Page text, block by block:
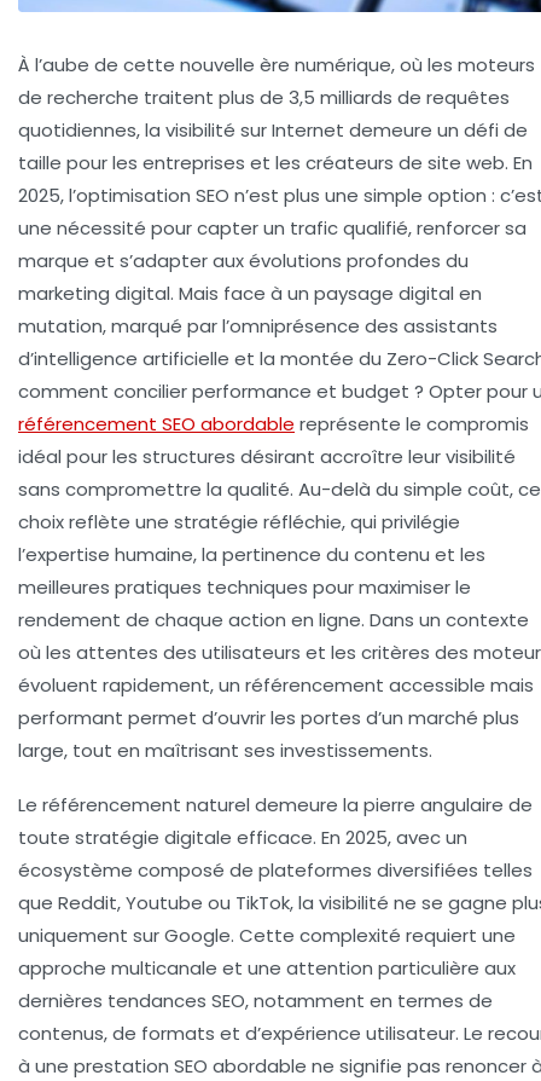
À l’aube de cette nouvelle ère numérique, où les moteurs
de recherche traitent plus de 3,5 milliards de requêtes
quotidiennes, la visibilité sur Internet demeure un défi de
taille pour les entreprises et les créateurs de site web. En
2025, l’optimisation SEO n’est plus une simple option :
une nécessité pour capter un trafic qualifié, renforcer sa
marque et s’adapter aux évolutions profondes du
marketing digital. Mais face à un paysage digital en
mutation, marqué par l’omniprésence des assistants
d’intelligence artificielle et la montée du Zero-Click
comment concilier performance et budget ? Opter pour
référencement SEO abordable représente le compromis
idéal pour les structures désirant accroître leur visibilité
sans compromettre la qualité. Au-delà du simple coût, ce
choix reflète une stratégie réfléchie, qui privilégie
l’expertise humaine, la pertinence du contenu et les
meilleures pratiques techniques pour maximiser le
rendement de chaque action en ligne. Dans un contexte
où les attentes des utilisateurs et les critères des
évoluent rapidement, un référencement accessible mais
performant permet d’ouvrir les portes d’un marché plus
large, tout en maîtrisant ses investissements.
Le référencement naturel demeure la pierre angulaire de
toute stratégie digitale efficace. En 2025, avec un
écosystème composé de plateformes diversifiées telles
que Reddit, Youtube ou TikTok, la visibilité ne se gagne
uniquement sur Google. Cette complexité requiert une
approche multicanale et une attention particulière aux
dernières tendances SEO, notamment en termes de
contenus, de formats et d’expérience utilisateur. Le
à une prestation SEO abordable ne signifie pas renoncer